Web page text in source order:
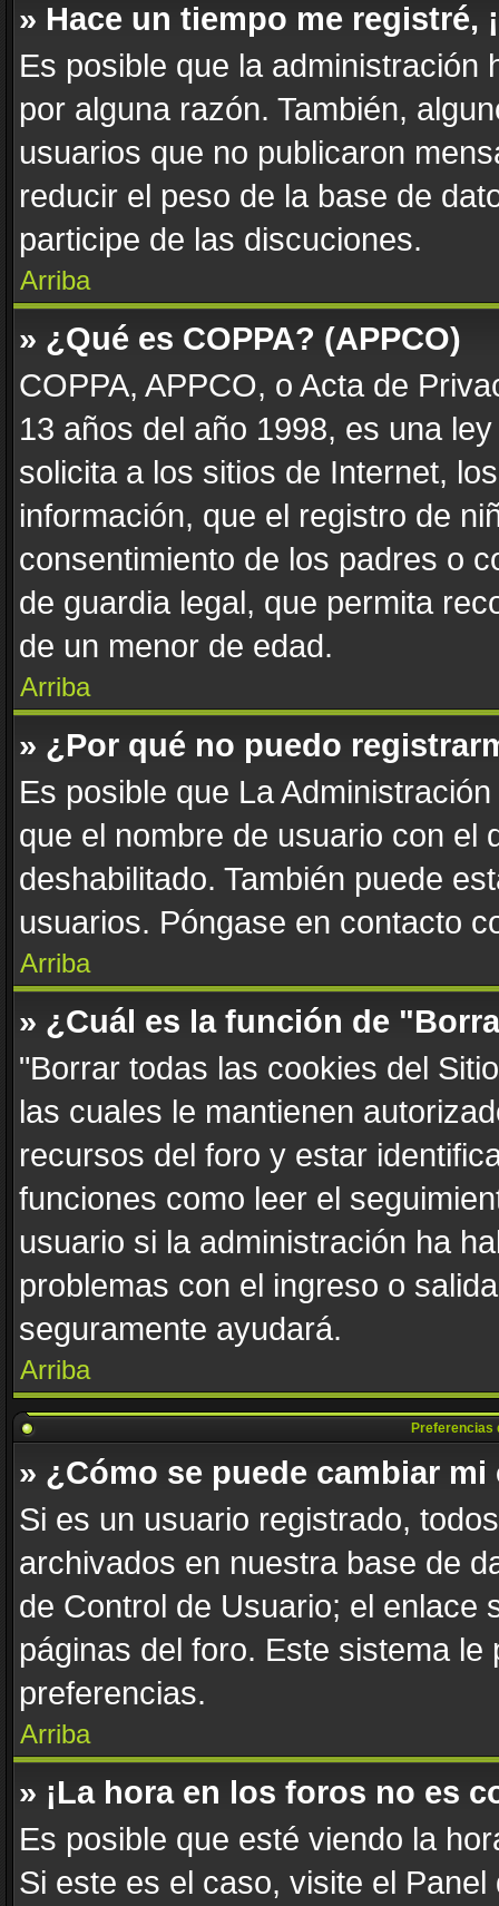
» Hace un tiempo me registré,
Es posible que la
por alguna razón. También,
usuarios que no publicaron
reducir el peso de la base de
participe de las discuciones.
Arriba
» ¿Qué es COPPA? (APPCO)
COPPA, APPCO, o Acta de
13 años del año 1998, es una
solicita a los sitios de Internet,
información, que el registro de
consentimiento de los padres o
de guardia legal, que permita
de un menor de edad.
Arriba
» ¿Por qué no puedo
Es posible que La
que el nombre de usuario con el
deshabilitado. También puede
usuarios. Póngase en contacto
Arriba
» ¿Cuál es la función de
"Borrar todas las cookies del
las cuales le mantienen
recursos del foro y estar
funciones como leer el
usuario si la administración ha
problemas con el ingreso o
seguramente ayudará.
Arriba
Preferencias
» ¿Cómo se puede cambiar
Si es un usuario registrado,
archivados en nuestra base de
de Control de Usuario; el enlace
páginas del foro. Este sistema
preferencias.
Arriba
» ¡La hora en los foros no es
Es posible que esté viendo la
Si este es el caso, visite el